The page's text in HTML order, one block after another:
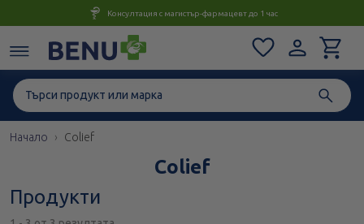
Консултация с магистър-фармацевт до 1 час
Начало Colief
Colief
Продукти